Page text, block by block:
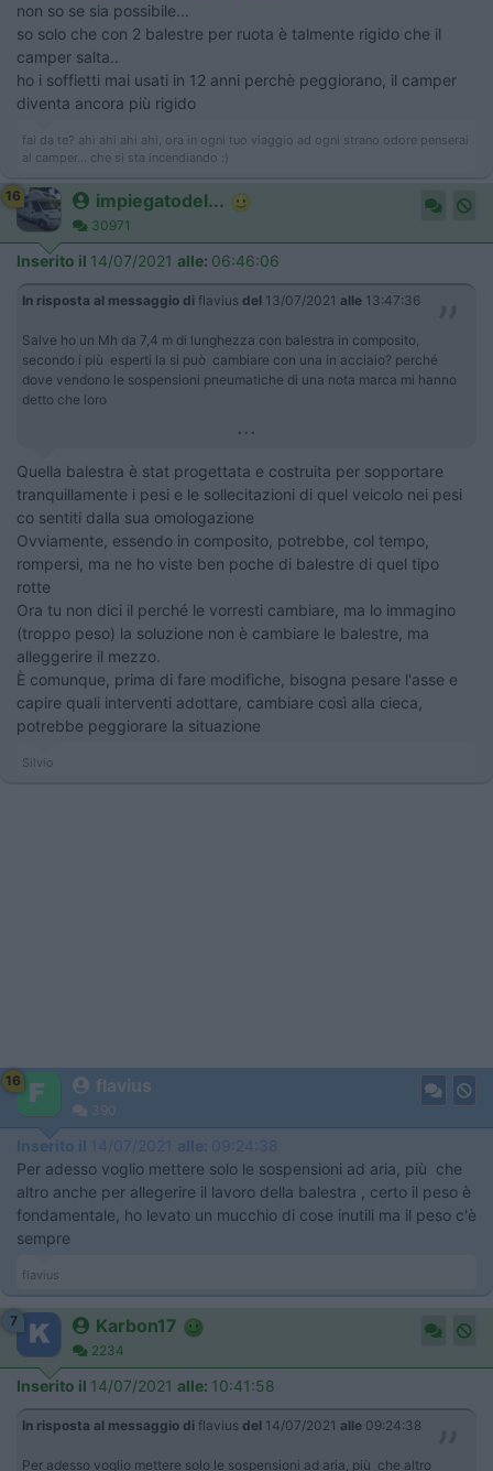
non so se sia possibile...
so solo che con 2 balestre per ruota è talmente rigido che il
camper salta..
ho i soffietti mai usati in 12 anni perchè peggiorano, il camper
diventa ancora più rigido
fai da te? ahi ahi ahi ahi, ora in ogni tuo viaggio ad ogni strano odore penserai
al camper... che si sta incendiando :)
16 impiegatodel...
30971
Inserito il 14/07/2021 alle: 06:46:06
In risposta al messaggio di flavius del 13/07/2021 alle 13:47:36
Salve ho un Mh da 7,4 m di lunghezza con balestra in composito,
secondo i più esperti la si può cambiare con una in acciaio? perché
dove vendono le sospensioni pneumatiche di una nota marca mi hanno
detto che loro
...
Quella balestra è stat progettata e costruita per sopportare
tranquillamente i pesi e le sollecitazioni di quel veicolo nei pesi
co sentiti dalla sua omologazione
Ovviamente, essendo in composito, potrebbe, col tempo,
rompersi, ma ne ho viste ben poche di balestre di quel tipo
rotte
Ora tu non dici il perché le vorresti cambiare, ma lo immagino
(troppo peso) la soluzione non è cambiare le balestre, ma
alleggerire il mezzo.
È comunque, prima di fare modifiche, bisogna pesare l'asse e
capire quali interventi adottare, cambiare così alla cieca,
potrebbe peggiorare la situazione
Silvio
16 flavius
390
Inserito il 14/07/2021 alle: 09:24:38
Per adesso voglio mettere solo le sospensioni ad aria, più che
altro anche per allegerire il lavoro della balestra , certo il peso è
fondamentale, ho levato un mucchio di cose inutili ma il peso c'è
sempre
flavius
7 Karbon17
2234
Inserito il 14/07/2021 alle: 10:41:58
In risposta al messaggio di flavius del 14/07/2021 alle 09:24:38
Per adesso voglio mettere solo le sospensioni ad aria, più che altro